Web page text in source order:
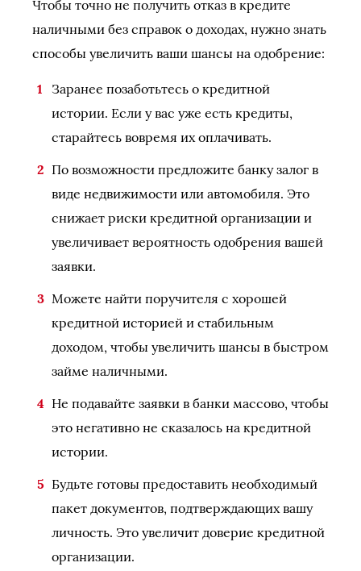
Чтобы точно не получить отказ в кредите
наличными без справок о доходах, нужно знать
способы увеличить ваши шансы на одобрение:
Заранее позаботьтесь о кредитной
истории. Если у вас уже есть кредиты,
старайтесь вовремя их оплачивать.
По возможности предложите банку залог в
виде недвижимости или автомобиля. Это
снижает риски кредитной организации и
увеличивает вероятность одобрения вашей
заявки.
Можете найти поручителя с хорошей
кредитной историей и стабильным
доходом, чтобы увеличить шансы в быстром
займе наличными.
Не подавайте заявки в банки массово, чтобы
это негативно не сказалось на кредитной
истории.
Будьте готовы предоставить необходимый
пакет документов, подтверждающих вашу
личность. Это увеличит доверие кредитной
организации.